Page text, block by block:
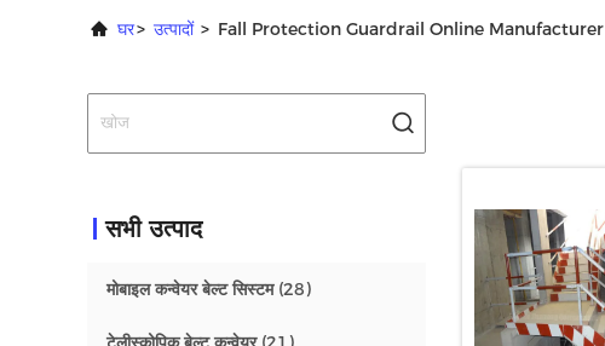
घर> उत्पादों > Fall Protection Guardrail Online Manufacturer
सभी उत्पाद
मोबाइल कन्वेयर बेल्ट सिस्टम(28)